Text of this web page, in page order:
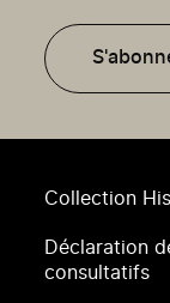
Collection
Déclaration
consultatifs